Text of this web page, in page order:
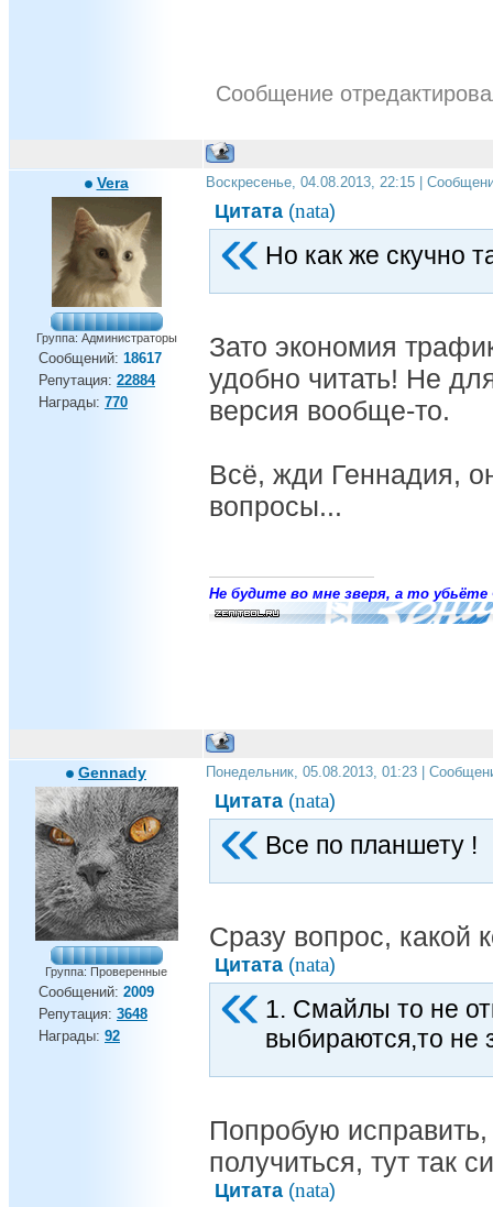
Сообщение
Vera
Группа: Администраторы
Сообщений: 18617
Репутация: 22884
Награды: 770
Воскресенье, 04.08.2013, 22:15 |
Цитата (nata)
Но как же скучно
Зато экономия
удобно читать! Не
версия вообще-то.
Всё, жди Геннадия,
вопросы...
Не будите во мне зверя, а то убьёте
Gennady
Группа: Проверенные
Сообщений: 2009
Репутация: 3648
Награды: 92
Понедельник, 05.08.2013, 01:23 |
Цитата (nata)
Все по планшету !
Сразу вопрос, какой
Цитата (nata)
1. Смайлы то не
выбираются,то не
Попробую
получиться, тут так
Цитата (nata)